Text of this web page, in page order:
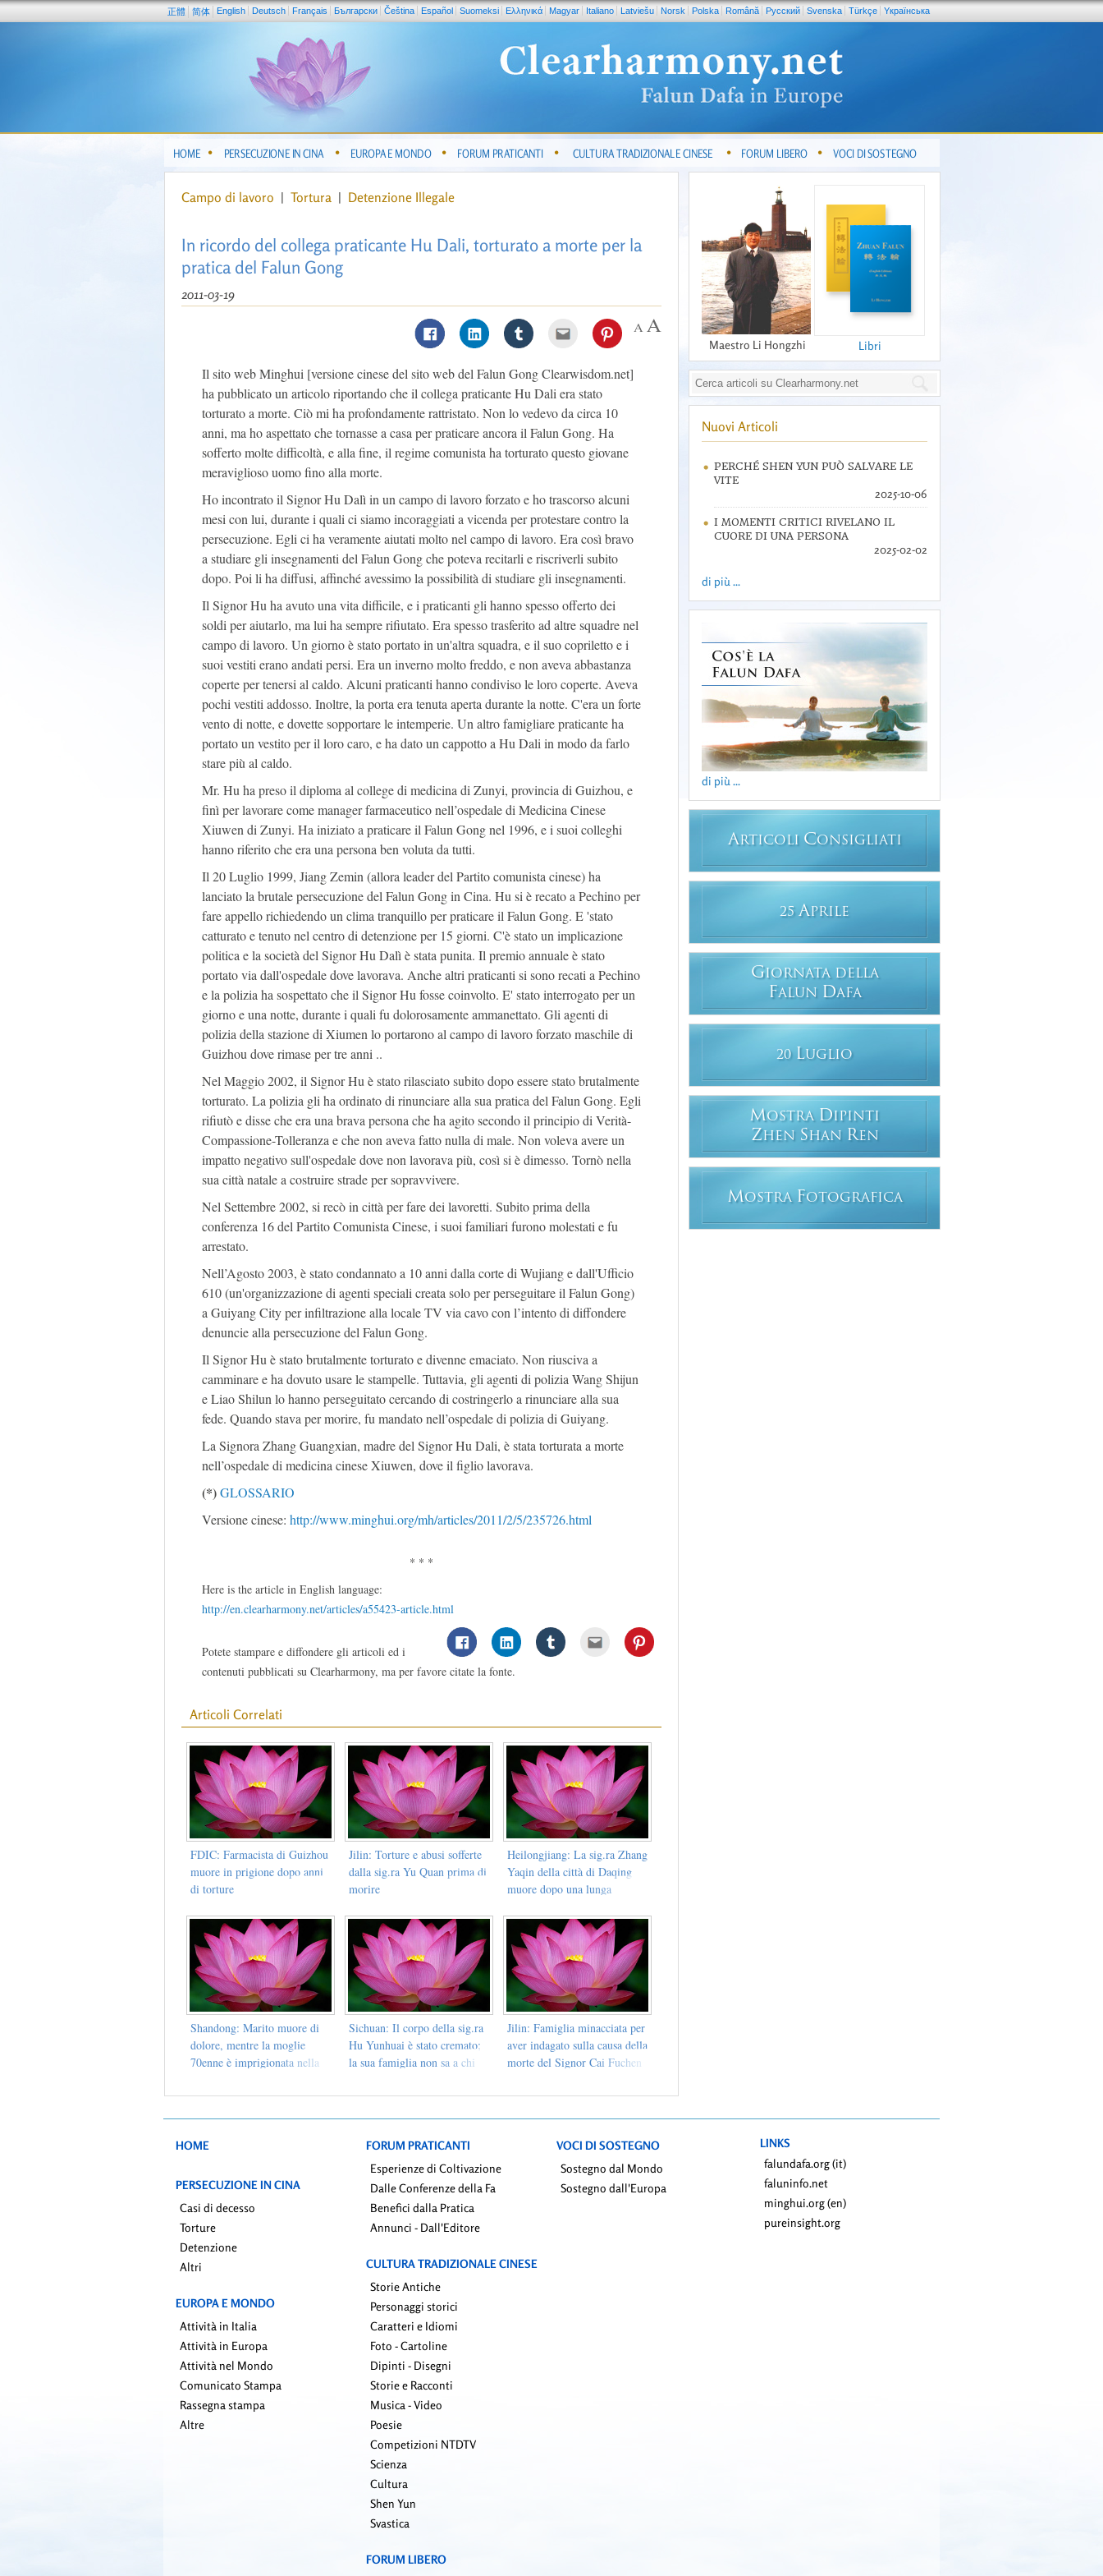
正體 简体 English Deutsch Français Български Čeština Español Suomeksi Ελληνικά Magyar Italiano Latviešu Norsk Polska Română Pусский Svenska Türkçe Yкраїнська
HOME PERSECUZIONE IN CINA EUROPA E MONDO FORUM PRATICANTI CULTURA TRADIZIONALE CINESE FORUM LIBERO VOCI DI SOSTEGNO
Campo di lavoro | Tortura | Detenzione Illegale
In ricordo del collega praticante Hu Dali, torturato a morte per la
pratica del Falun Gong
2011-03-19
Il sito web Minghui [versione cinese del sito web del Falun Gong Clearwisdom.net]
ha pubblicato un articolo riportando che il collega praticante Hu Dali era stato
torturato a morte. Ciò mi ha profondamente rattristato. Non lo vedevo da circa 10
anni, ma ho aspettato che tornasse a casa per praticare ancora il Falun Gong. Ha
sofferto molte difficoltà, e alla fine, il regime comunista ha torturato questo giovane
meraviglioso uomo fino alla morte.
Ho incontrato il Signor Hu Dalì in un campo di lavoro forzato e ho trascorso alcuni
mesi con lui, durante i quali ci siamo incoraggiati a vicenda per protestare contro la
persecuzione. Egli ci ha veramente aiutati molto nel campo di lavoro. Era così bravo
a studiare gli insegnamenti del Falun Gong che poteva recitarli e riscriverli subito
dopo. Poi li ha diffusi, affinché avessimo la possibilità di studiare gli insegnamenti.
Il Signor Hu ha avuto una vita difficile, e i praticanti gli hanno spesso offerto dei
soldi per aiutarlo, ma lui ha sempre rifiutato. Era spesso trasferito ad altre squadre nel
campo di lavoro. Un giorno è stato portato in un'altra squadra, e il suo copriletto e i
suoi vestiti erano andati persi. Era un inverno molto freddo, e non aveva abbastanza
coperte per tenersi al caldo. Alcuni praticanti hanno condiviso le loro coperte. Aveva
pochi vestiti addosso. Inoltre, la porta era tenuta aperta durante la notte. C'era un forte
vento di notte, e dovette sopportare le intemperie. Un altro famigliare praticante ha
portato un vestito per il loro caro, e ha dato un cappotto a Hu Dali in modo da farlo
stare più al caldo.
Mr. Hu ha preso il diploma al college di medicina di Zunyi, provincia di Guizhou, e
finì per lavorare come manager farmaceutico nell’ospedale di Medicina Cinese
Xiuwen di Zunyi. Ha iniziato a praticare il Falun Gong nel 1996, e i suoi colleghi
hanno riferito che era una persona ben voluta da tutti.
Il 20 Luglio 1999, Jiang Zemin (allora leader del Partito comunista cinese) ha
lanciato la brutale persecuzione del Falun Gong in Cina. Hu si è recato a Pechino per
fare appello richiedendo un clima tranquillo per praticare il Falun Gong. E 'stato
catturato e tenuto nel centro di detenzione per 15 giorni. C'è stato un implicazione
politica e la società del Signor Hu Dalì è stata punita. Il premio annuale è stato
portato via dall'ospedale dove lavorava. Anche altri praticanti si sono recati a Pechino
e la polizia ha sospettato che il Signor Hu fosse coinvolto. E' stato interrogato per un
giorno e una notte, durante i quali fu dolorosamente ammanettato. Gli agenti di
polizia della stazione di Xiumen lo portarono al campo di lavoro forzato maschile di
Guizhou dove rimase per tre anni ..
Nel Maggio 2002, il Signor Hu è stato rilasciato subito dopo essere stato brutalmente
torturato. La polizia gli ha ordinato di rinunciare alla sua pratica del Falun Gong. Egli
rifiutò e disse che era una brava persona che ha agito secondo il principio di Verità-
Compassione-Tolleranza e che non aveva fatto nulla di male. Non voleva avere un
impatto negativo sull'ospedale dove non lavorava più, così si è dimesso. Tornò nella
sua città natale a costruire strade per sopravvivere.
Nel Settembre 2002, si recò in città per fare dei lavoretti. Subito prima della
conferenza 16 del Partito Comunista Cinese, i suoi familiari furono molestati e fu
arrestato.
Nell’Agosto 2003, è stato condannato a 10 anni dalla corte di Wujiang e dall'Ufficio
610 (un'organizzazione di agenti speciali creata solo per perseguitare il Falun Gong)
a Guiyang City per infiltrazione alla locale TV via cavo con l’intento di diffondere
denuncie alla persecuzione del Falun Gong.
Il Signor Hu è stato brutalmente torturato e divenne emaciato. Non riusciva a
camminare e ha dovuto usare le stampelle. Tuttavia, gli agenti di polizia Wang Shijun
e Liao Shilun lo hanno perseguitato cercando di costringerlo a rinunciare alla sua
fede. Quando stava per morire, fu mandato nell’ospedale di polizia di Guiyang.
La Signora Zhang Guangxian, madre del Signor Hu Dali, è stata torturata a morte
nell’ospedale di medicina cinese Xiuwen, dove il figlio lavorava.
(*)GLOSSARIO
Versione cinese: http://www.minghui.org/mh/articles/2011/2/5/235726.html
* * *
Here is the article in English language:
http://en.clearharmony.net/articles/a55423-article.html
Potete stampare e diffondere gli articoli ed i
contenuti pubblicati su Clearharmony, ma per favore citate la fonte.
Articoli Correlati
FDIC: Farmacista di Guizhou
muore in prigione dopo anni
di torture
Jilin: Torture e abusi sofferte
dalla sig.ra Yu Quan prima di
morire
Heilongjiang: La sig.ra Zhang
Yaqin della città di Daqing
muore dopo una lunga
Shandong: Marito muore di
dolore, mentre la moglie
70enne è imprigionata nella
Sichuan: Il corpo della sig.ra
Hu Yunhuai è stato cremato;
la sua famiglia non sa a chi
Jilin: Famiglia minacciata per
aver indagato sulla causa della
morte del Signor Cai Fuchen
Maestro Li Hongzhi Libri
Nuovi Articoli
PERCHÉ SHEN YUN PUÒ SALVARE LE
VITE
2025-10-06
I MOMENTI CRITICI RIVELANO IL
CUORE DI UNA PERSONA
2025-02-02
di più ...
di più ...
ARTICOLI CONSIGLIATI
25 APRILE
GIORNATA DELLA
FALUN DAFA
20 LUGLIO
MOSTRA DIPINTI
ZHEN SHAN REN
MOSTRA FOTOGRAFICA
HOME
PERSECUZIONE IN CINA
Casi di decesso
Torture
Detenzione
Altri
EUROPA E MONDO
Attività in Italia
Attività in Europa
Attività nel Mondo
Comunicato Stampa
Rassegna stampa
Altre
FORUM PRATICANTI
Esperienze di Coltivazione
Dalle Conferenze della Fa
Benefici dalla Pratica
Annunci - Dall'Editore
CULTURA TRADIZIONALE CINESE
Storie Antiche
Personaggi storici
Caratteri e Idiomi
Foto - Cartoline
Dipinti - Disegni
Storie e Racconti
Musica - Video
Poesie
Competizioni NTDTV
Scienza
Cultura
Shen Yun
Svastica
FORUM LIBERO
VOCI DI SOSTEGNO
Sostegno dal Mondo
Sostegno dall'Europa
LINKS
falundafa.org (it)
faluninfo.net
minghui.org (en)
pureinsight.org